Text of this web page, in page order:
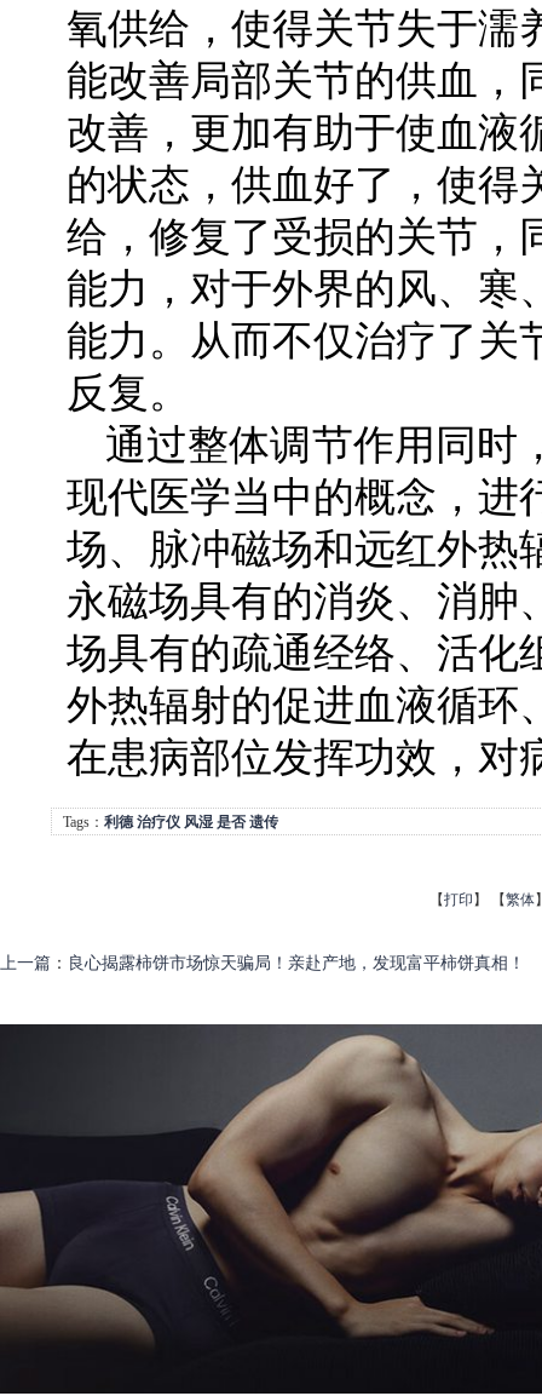
氧供给，使得关节失于濡
能改善局部关节的供血，
改善，更加有助于使血液
的状态，供血好了，使得
给，修复了受损的关节，
能力，对于外界的风、寒
能力。从而不仅治疗了关
反复。
通过整体调节作用同时
现代医学当中的概念，进
场、脉冲磁场和远红外热
永磁场具有的消炎、消肿
场具有的疏通经络、活化
外热辐射的促进血液循环
在患病部位发挥功效，对
Tags： 利德 治疗仪 风湿 是否 遗传
【打印 】 【繁体
上一篇 ： 良心揭露柿饼市场惊天骗局！亲赴产地，发现富平柿饼真相！